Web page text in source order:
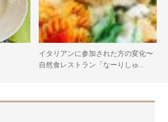
イタリアンに参加された方の変化〜
自然食レストラン「なーりしゅ…